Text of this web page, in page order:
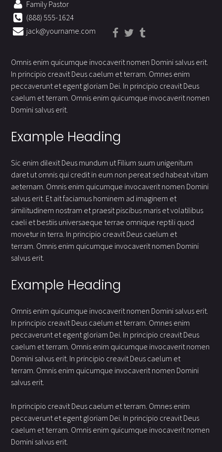
Family Pastor
(888) 555-1624
jack@yourname.com
Omnis enim quicumque invocaverit nomen Domini salvus erit.
In principio creavit Deus caelum et terram. Omnes enim
peccaverunt et egent gloriam Dei. In principio creavit Deus
caelum et terram. Omnis enim quicumque invocaverit nomen
Domini salvus erit.
Example Heading
Sic enim dilexit Deus mundum ut Filium suum unigenitum
daret ut omnis qui credit in eum non pereat sed habeat vitam
aeternam. Omnis enim quicumque invocaverit nomen Domini
salvus erit. Et ait faciamus hominem ad imaginem et
similitudinem nostram et praesit piscibus maris et volatilibus
caeli et bestiis universaeque terrae omnique reptili quod
movetur in terra. In principio creavit Deus caelum et
terram. Omnis enim quicumque invocaverit nomen Domini
salvus erit.
Example Heading
Omnis enim quicumque invocaverit nomen Domini salvus erit.
In principio creavit Deus caelum et terram. Omnes enim
peccaverunt et egent gloriam Dei. In principio creavit Deus
caelum et terram. Omnis enim quicumque invocaverit nomen
Domini salvus erit. In principio creavit Deus caelum et
terram. Omnis enim quicumque invocaverit nomen Domini
salvus erit.
In principio creavit Deus caelum et terram. Omnes enim
peccaverunt et egent gloriam Dei. In principio creavit Deus
caelum et terram. Omnis enim quicumque invocaverit nomen
Domini salvus erit.